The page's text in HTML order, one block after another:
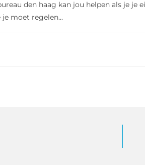
den haag kan jou helpen als je je
moet regelen...